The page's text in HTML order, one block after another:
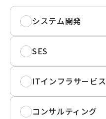
システム開発
SES
ITインフラサービス
コンサルティング